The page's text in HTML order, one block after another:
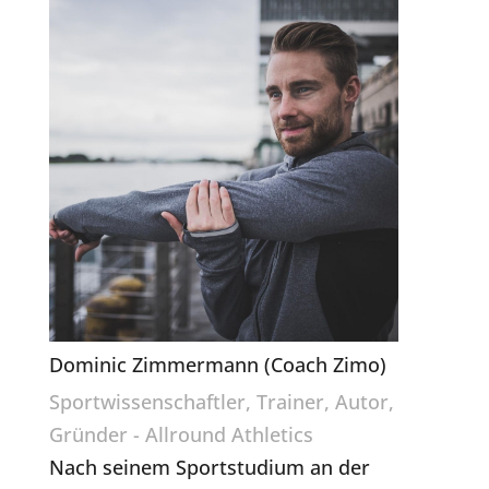
Dominic Zimmermann (Coach Zimo)
Sportwissenschaftler, Trainer, Autor,
Gründer - Allround Athletics
Nach seinem Sportstudium an der